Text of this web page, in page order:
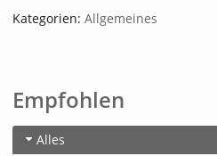
Kategorien: Allgemeines
Empfohlen
Alles